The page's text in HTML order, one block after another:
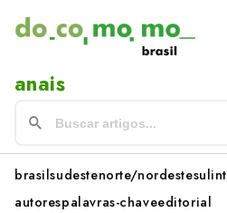
anais
brasilsudestenorte/nordestesulint
autorespalavras-chaveeditorial